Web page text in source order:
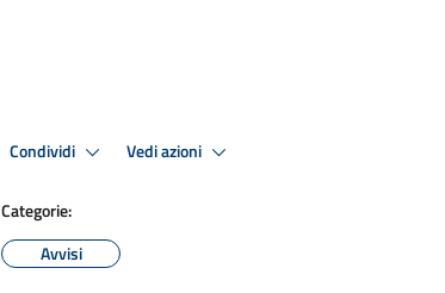
Condividi Vedi azioni
Categorie:
Avvisi